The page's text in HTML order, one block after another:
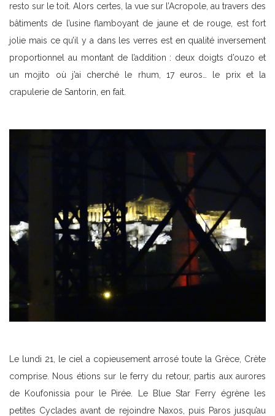
resto sur le toit. Alors certes, la vue sur l’Acropole, au travers des
bâtiments de l’usine flamboyant de jaune et de rouge, est fort
jolie mais ce qu’il y a dans les verres est en qualité inversement
proportionnel au montant de l’addition : deux doigts d’ouzo et
un mojito où j’ai cherché le rhum, 17 euros… le prix et la
crapulerie de Santorin, en fait.
Le lundi 21, le ciel a copieusement arrosé toute la Grèce, Crète
comprise. Nous étions sur le ferry du retour, partis aux aurores
de Koufonissia pour le Pirée. Le Blue Star Ferry égrène les
petites Cyclades avant de rejoindre Naxos, puis Paros jusqu’au